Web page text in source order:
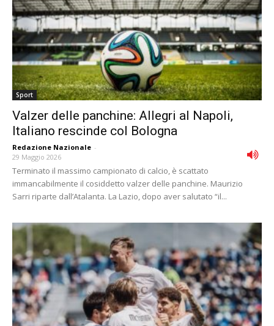
Sport
Valzer delle panchine: Allegri al Napoli,
Italiano rescinde col Bologna
Redazione Nazionale -
29 Maggio 2026
Terminato il massimo campionato di calcio, è scattato
immancabilmente il cosiddetto valzer delle panchine. Maurizio
Sarri riparte dall’Atalanta. La Lazio, dopo aver salutato “il...